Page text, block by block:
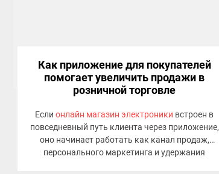
Как приложение для покупателей
помогает увеличить продажи в
розничной торговле
Еслионлайн магазин электроники встроен в
повседневный путь клиента через приложение,
оно начинает работать как канал продаж,
персонального маркетинга и удержания